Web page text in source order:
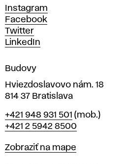
c
h
u
m
e
í
v
r
a
i
Instagram
Facebook
Twitter
LinkedIn
Budovy
Hviezdoslavovo nám. 18
814 37 Bratislava
Telefón
+421 948 931 501 (mob.)
+421 2 5942 8500
Mapa
Zobraziť na mape